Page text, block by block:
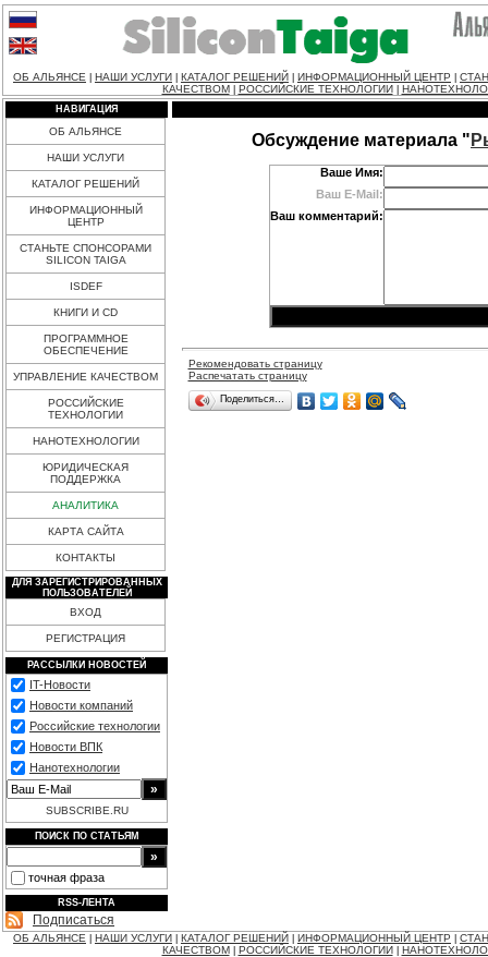
ОБ АЛЬЯНСЕ НАШИ УСЛУГИ КАТАЛОГ РЕШЕНИЙ ИНФОРМАЦИОННЫЙ ЦЕНТР
КАЧЕСТВОМ
РОССИЙСКИЕ ТЕХНОЛОГИИ
НАВИГАЦИЯ
ОБ АЛЬЯНСЕ
НАШИ УСЛУГИ
КАТАЛОГ РЕШЕНИЙ
ИНФОРМАЦИОННЫЙ
ЦЕНТР
СТАНЬТЕ СПОНСОРАМИ
SILICON TAIGA
ISDEF
КНИГИ И CD
ПРОГРАММНОЕ
ОБЕСПЕЧЕНИЕ
УПРАВЛЕНИЕ КАЧЕСТВОМ
РОССИЙСКИЕ
ТЕХНОЛОГИИ
НАНОТЕХНОЛОГИИ
ЮРИДИЧЕСКАЯ
ПОДДЕРЖКА
АНАЛИТИКА
КАРТА САЙТА
КОНТАКТЫ
ДЛЯ ЗАРЕГИСТРИРОВАННЫХ
ПОЛЬЗОВАТЕЛЕЙ
ВХОД
РЕГИСТРАЦИЯ
РАССЫЛКИ НОВОСТЕЙ
IT-Новости
Новости компаний
Российские технологии
Новости ВПК
Нанотехнологии
SUBSCRIBE.RU
ПОИСК ПО СТАТЬЯМ
точная фраза
RSS-ЛЕНТА
Подписаться
Обсуждение материала "
Ваше Имя:
Ваш E-Mail:
Ваш комментарий:
Рекомендовать страницу
Распечатать страницу
Поделиться…
ОБ АЛЬЯНСЕ НАШИ УСЛУГИ КАТАЛОГ РЕШЕНИЙ ИНФОРМАЦИОННЫЙ ЦЕНТР
КАЧЕСТВОМ
РОССИЙСКИЕ ТЕХНОЛОГИИ